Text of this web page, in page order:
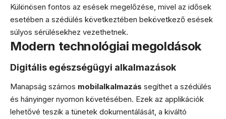
Különösen fontos az esések megelőzése, mivel az idősek
esetében a szédülés következtében bekövetkező esések
súlyos sérülésekhez vezethetnek.
Modern technológiai megoldások
Digitális egészségügyi alkalmazások
Manapság számos mobilalkalmazás segíthet a szédülés
és hányinger nyomon követésében. Ezek az applikációk
lehetővé teszik a tünetek dokumentálását, a kiváltó